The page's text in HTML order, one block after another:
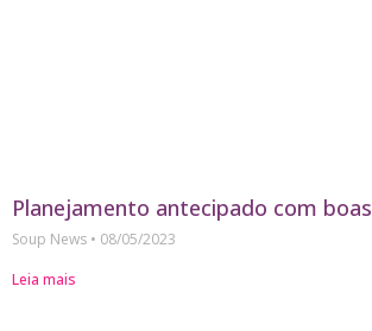
Planejamento antecipado com
Soup News
08/05/2023
Leia mais